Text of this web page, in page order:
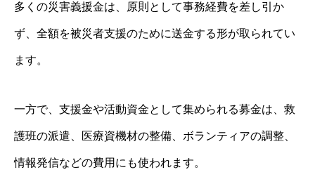
多くの災害義援金は、原則として事務経費を差し引か
ず、全額を被災者支援のために送金する形が取られてい
ます。
一方で、支援金や活動資金として集められる募金は、救
護班の派遣、医療資機材の整備、ボランティアの調整、
情報発信などの費用にも使われます。